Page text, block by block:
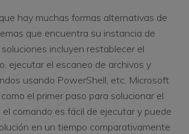
hay muchas formas alternativas de
que encuentra su instancia de
incluyen restablecer el
ejecutar el escaneo de archivos y
usando PowerShell, etc. Microsoft
el primer paso para solucionar el
comando es fácil de ejecutar y puede
en un tiempo comparativamente